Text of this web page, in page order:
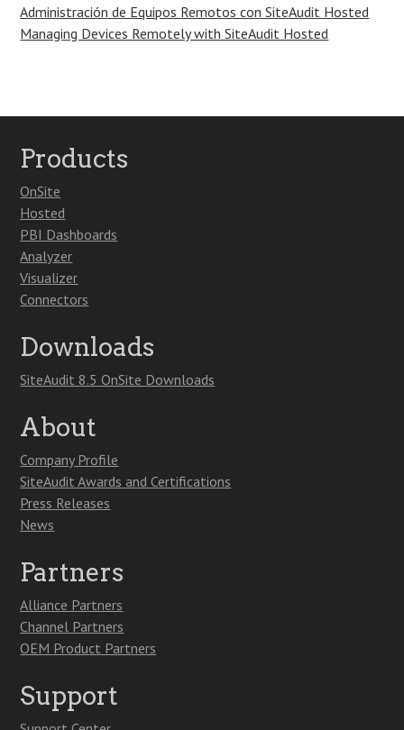
Administración de Equipos Remotos con SiteAudit Hosted
Managing Devices Remotely with SiteAudit Hosted
Products
OnSite
Hosted
PBI Dashboards
Analyzer
Visualizer
Connectors
Downloads
SiteAudit 8.5 OnSite Downloads
About
Company Profile
SiteAudit Awards and Certifications
Press Releases
News
Partners
Alliance Partners
Channel Partners
OEM Product Partners
Support